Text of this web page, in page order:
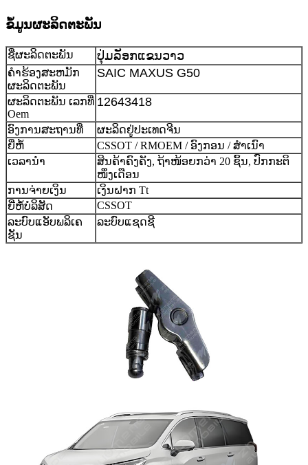
ຂໍ້ມູນຜະລິດຕະພັນ
ຊື່ຜະລິດຕະພັນ ປຸ່ມລັອກແຂນວາວ
ຄໍາຮ້ອງສະຫມັກ
ຜະລິດຕະພັນ
SAIC MAXUS G50
ຜະລິດຕະພັນ ເລກທີ່
Oem
12643418
ອົງການສະຖານທີ່
ຜະລິດຢູ່ປະເທດຈີນ
ຍີ່ຫໍ້
CSSOT / RMOEM / ອົງກອນ / ສຳເນົາ
ເວລານຳ
ສິນຄ້າຄົງຄັງ, ຖ້າໜ້ອຍກວ່າ 20 ຊິ້ນ, ປົກກະຕິ
ໜຶ່ງເດືອນ
ການຈ່າຍເງິນ
ເງິນຝາກ Tt
ຍີ່ຫໍ້ບໍລິສັດ
CSSOT
ລະບົບແອັບພລິເຄ
ຊັນ
ລະບົບແຊດຊີ